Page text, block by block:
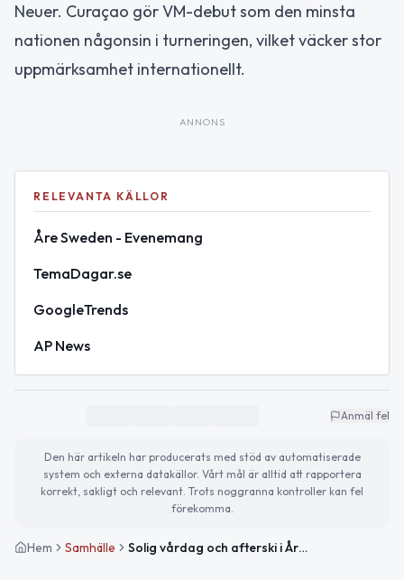
Neuer. Curaçao gör VM-debut som den minsta
nationen någonsin i turneringen, vilket väcker stor
uppmärksamhet internationellt.
ANNONS
RELEVANTA KÄLLOR
Åre Sweden - Evenemang
TemaDagar.se
GoogleTrends
AP News
Anmäl fel
Den här artikeln har producerats med stöd av automatiserade
system och externa datakällor. Vårt mål är alltid att rapportera
korrekt, sakligt och relevant. Trots noggranna kontroller kan fel
förekomma.
Hem Samhälle Solig vårdag och afterski i Åre – missa inte kvällens evenemang